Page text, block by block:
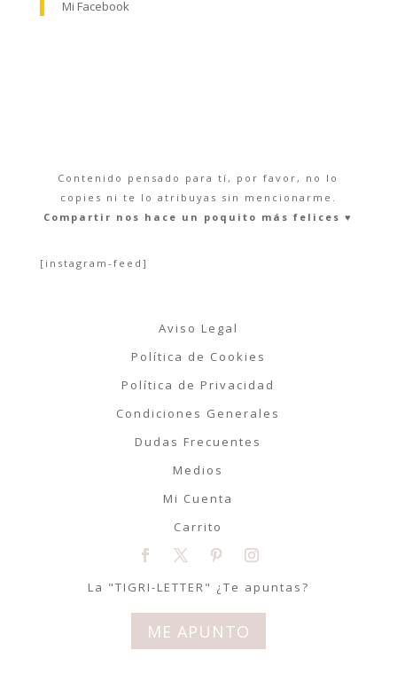
Mi Facebook
Contenido pensado para tí, por favor, no lo
copies ni te lo atribuyas sin mencionarme.
Compartir nos hace un poquito más felices ♥︎
[instagram-feed]
Aviso Legal
Política de Cookies
Política de Privacidad
Condiciones Generales
Dudas Frecuentes
Medios
Mi Cuenta
Carrito
La "TIGRI-LETTER" ¿Te apuntas?
ME APUNTO